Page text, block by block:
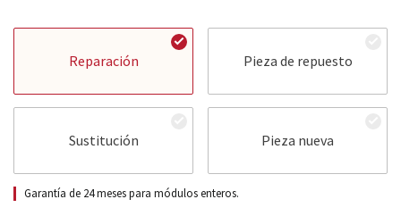
Reparación Pieza de repuesto
Sustitución Pieza nueva
Garantía de 24 meses para módulos enteros.